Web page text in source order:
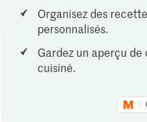
Organisez des
personnalisés.
Gardez un aperçu de
cuisiné.